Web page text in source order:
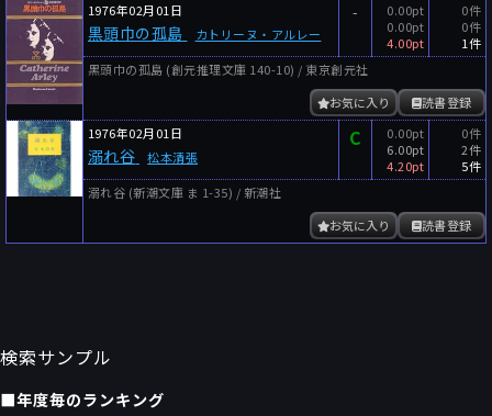
1976年02月01日
黒頭巾の孤島 カトリーヌ・アルレー
-
0.00pt
0.00pt
4.00pt
0件
0件
1件
黒頭巾の孤島 (創元推理文庫 140-10) / 東京創元社
読書登録
お気に入り
1976年02月01日
溺れ谷 松本清張
C
0.00pt
6.00pt
4.20pt
0件
2件
5件
溺れ谷 (新潮文庫 ま 1-35) / 新潮社
読書登録
お気に入り
検索サンプル
■年度毎のランキング